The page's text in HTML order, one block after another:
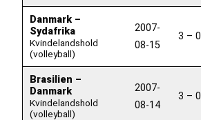
Danmark –
Sydafrika
Kvindelandshold
(volleyball)
2007-
08-15
3 – 0
Brasilien –
Danmark
Kvindelandshold
(volleyball)
2007-
08-14
3 – 0